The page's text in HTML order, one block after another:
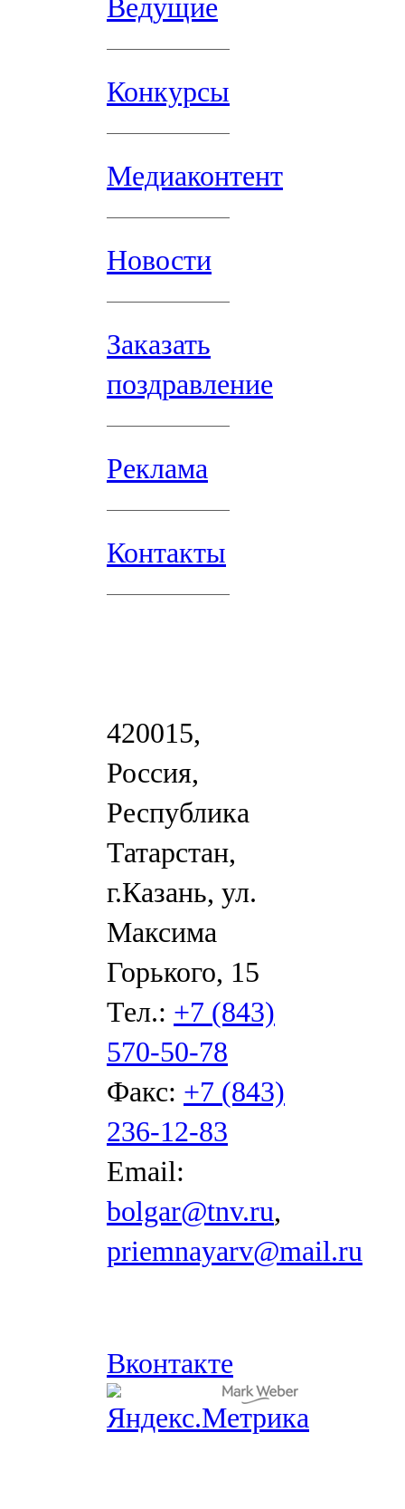
Ведущие
Конкурсы
Медиаконтент
Новости
Заказать
поздравление
Реклама
Контакты
420015,
Россия,
Республика
Татарстан,
г.Казань, ул.
Максима
Горького, 15
Тел.: +7 (843)
570-50-78
Факс: +7 (843)
236-12-83
Email:
bolgar@tnv.ru,
priemnayarv@mail.ru
Вконтакте